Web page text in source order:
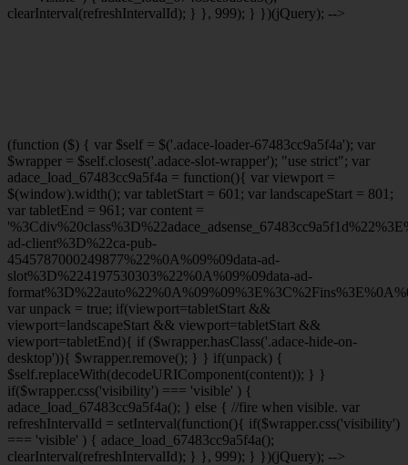
clearInterval(refreshIntervalId); } }, 999); } })(jQuery); -->
(function ($) { var $self = $('.adace-loader-67483cc9a5f4a'); var
$wrapper = $self.closest('.adace-slot-wrapper'); "use strict"; var
adace_load_67483cc9a5f4a = function(){ var viewport =
$(window).width(); var tabletStart = 601; var landscapeStart = 801;
var tabletEnd = 961; var content =
ad-client%3D%22ca-pub-
4545787000249877%22%0A%09%09data-ad-
slot%3D%224197530303%22%0A%09%09data-ad-
var unpack = true; if(viewport=tabletStart &&
viewport=landscapeStart && viewport=tabletStart &&
viewport=tabletEnd){ if ($wrapper.hasClass('.adace-hide-on-
desktop')){ $wrapper.remove(); } } if(unpack) {
$self.replaceWith(decodeURIComponent(content)); } }
if($wrapper.css('visibility') === 'visible' ) {
adace_load_67483cc9a5f4a(); } else { //fire when visible. var
refreshIntervalId = setInterval(function(){ if($wrapper.css('visibility')
=== 'visible' ) { adace_load_67483cc9a5f4a();
clearInterval(refreshIntervalId); } }, 999); } })(jQuery); -->